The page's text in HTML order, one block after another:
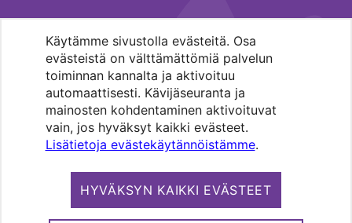
Käytämme sivustolla evästeitä. Osa
evästeistä on välttämättömiä palvelun
toiminnan kannalta ja aktivoituu
automaattisesti. Kävijäseuranta ja
mainosten kohdentaminen aktivoituvat
vain, jos hyväksyt kaikki evästeet.
Lisätietoja evästekäytännöistämme.
HYVÄKSYN KAIKKI EVÄSTEET
MENOHAKU
Pääkaupunkiseudun evankelis-
luterilaisten seurakuntien media.
Copyright 2026. Kirkko ja kaupunki. All